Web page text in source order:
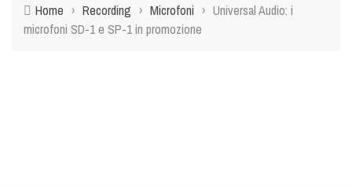
Home › Recording › Microfoni › Universal Audio: i
microfoni SD-1 e SP-1 in promozione